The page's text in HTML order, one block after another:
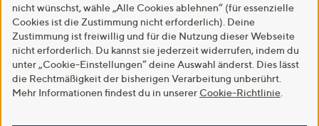
nicht wünschst, wähle „Alle Cookies ablehnen“ (für essenzielle
Cookies ist die Zustimmung nicht erforderlich). Deine
Zustimmung ist freiwillig und für die Nutzung dieser Webseite
nicht erforderlich. Du kannst sie jederzeit widerrufen, indem du
unter „Cookie-Einstellungen“ deine Auswahl änderst. Dies lässt
die Rechtmäßigkeit der bisherigen Verarbeitung unberührt.
Mehr Informationen findest du in unserer Cookie-Richtlinie